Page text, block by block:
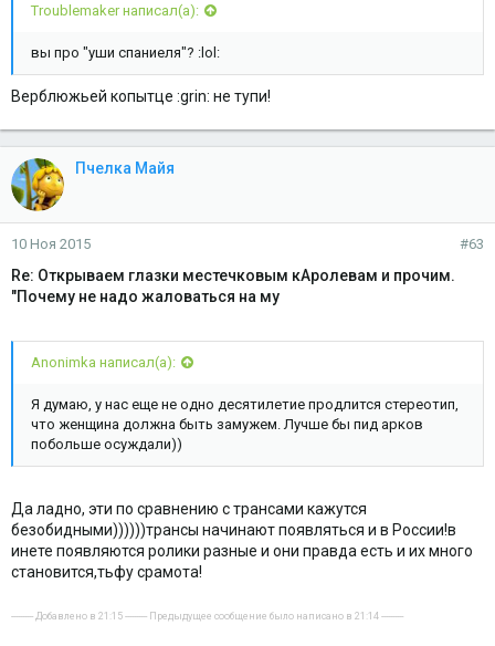
Troublemaker написал(а):
вы про "уши спаниеля"? :lol:
Верблюжьей копытце :grin: не тупи!
Пчелка Майя
10 Ноя 2015 #63
Re: Открываем глазки местечковым кАролевам и прочим.
"Почему не надо жаловаться на му
Anonimka написал(а):
Я думаю, у нас еще не одно десятилетие продлится стереотип,
что женщина должна быть замужем. Лучше бы пид арков
побольше осуждали))
Да ладно, эти по сравнению с трансами кажутся
безобидными))))))трансы начинают появляться и в России!в
инете появляются ролики разные и они правда есть и их много
становится,тьфу срамота!
---------- Добавлено в 21:15 ---------- Предыдущее сообщение было написано в 21:14 ----------